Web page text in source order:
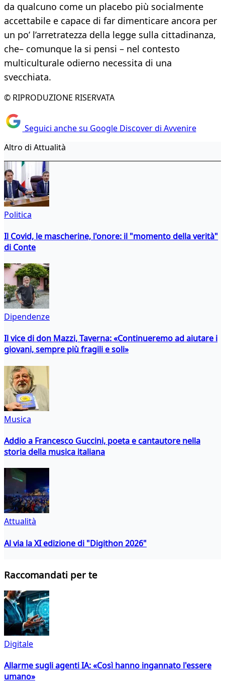
da qualcuno come un placebo più socialmente
accettabile e capace di far dimenticare ancora per
un po’ l’arretratezza della legge sulla cittadinanza,
che– comunque la si pensi – nel contesto
multiculturale odierno necessita di una
svecchiata.
© RIPRODUZIONE RISERVATA
Seguici anche su Google Discover di Avvenire
Altro di Attualità
Politica
Il Covid, le mascherine, l'onore: il "momento della verità"
di Conte
Dipendenze
Il vice di don Mazzi, Taverna: «Continueremo ad aiutare i
giovani, sempre più fragili e soli»
Musica
Addio a Francesco Guccini, poeta e cantautore nella
storia della musica italiana
Attualità
Al via la XI edizione di "Digithon 2026"
Raccomandati per te
Digitale
Allarme sugli agenti IA: «Così hanno ingannato l'essere
umano»